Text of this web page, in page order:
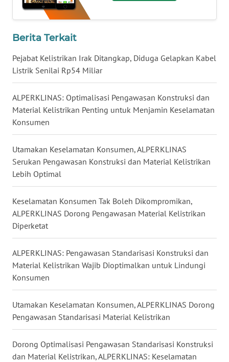
Berita Terkait
Pejabat Kelistrikan Irak Ditangkap, Diduga Gelapkan Kabel
Listrik Senilai Rp54 Miliar
ALPERKLINAS: Optimalisasi Pengawasan Konstruksi dan
Material Kelistrikan Penting untuk Menjamin Keselamatan
Konsumen
Utamakan Keselamatan Konsumen, ALPERKLINAS
Serukan Pengawasan Konstruksi dan Material Kelistrikan
Lebih Optimal
Keselamatan Konsumen Tak Boleh Dikompromikan,
ALPERKLINAS Dorong Pengawasan Material Kelistrikan
Diperketat
ALPERKLINAS: Pengawasan Standarisasi Konstruksi dan
Material Kelistrikan Wajib Dioptimalkan untuk Lindungi
Konsumen
Utamakan Keselamatan Konsumen, ALPERKLINAS Dorong
Pengawasan Standarisasi Material Kelistrikan
Dorong Optimalisasi Pengawasan Standarisasi Konstruksi
dan Material Kelistrikan, ALPERKLINAS: Keselamatan
JATENG
WN
JOGJA
JATIM
WN
KALBAR
WN
KALTENG
KALTARA
WN
KALSEL